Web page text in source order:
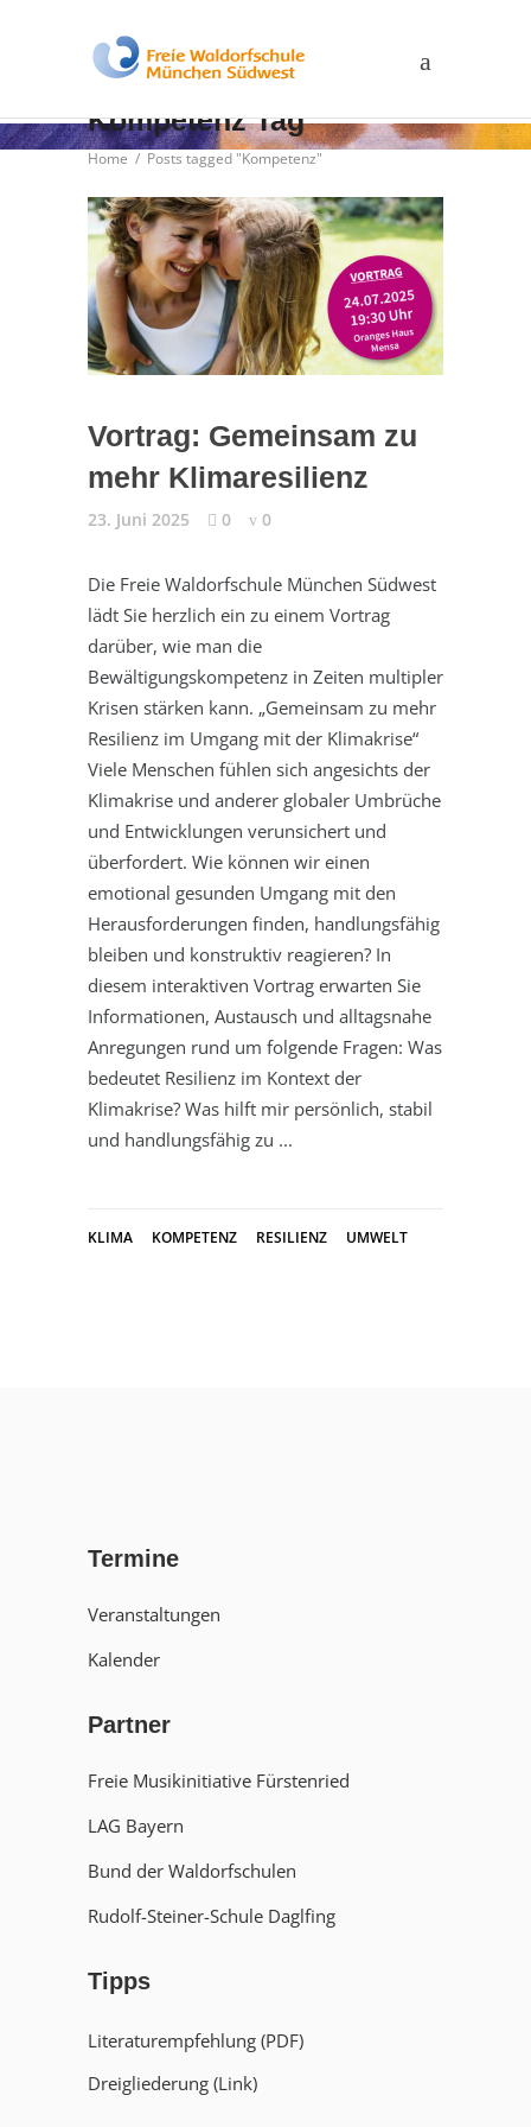
Kompetenz Tag
Home / Posts tagged "Kompetenz"
Vortrag: Gemeinsam zu
mehr Klimaresilienz
23. Juni 2025 0 0
Die Freie Waldorfschule München Südwest
lädt Sie herzlich ein zu einem Vortrag
darüber, wie man die
Bewältigungskompetenz in Zeiten multipler
Krisen stärken kann. „Gemeinsam zu mehr
Resilienz im Umgang mit der Klimakrise“
Viele Menschen fühlen sich angesichts der
Klimakrise und anderer globaler Umbrüche
und Entwicklungen verunsichert und
überfordert. Wie können wir einen
emotional gesunden Umgang mit den
Herausforderungen finden, handlungsfähig
bleiben und konstruktiv reagieren? In
diesem interaktiven Vortrag erwarten Sie
Informationen, Austausch und alltagsnahe
Anregungen rund um folgende Fragen: Was
bedeutet Resilienz im Kontext der
Klimakrise? Was hilft mir persönlich, stabil
und handlungsfähig zu
KLIMA KOMPETENZ RESILIENZ UMWELT
Termine
Veranstaltungen
Kalender
Partner
Freie Musikinitiative Fürstenried
LAG Bayern
Bund der Waldorfschulen
Rudolf-Steiner-Schule Daglfing
Tipps
Literaturempfehlung (PDF)
Dreigliederung (Link)